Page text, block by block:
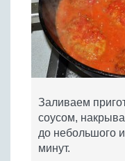
Заливаем
соусом,
до небольшого
минут.